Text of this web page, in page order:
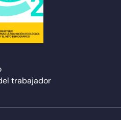
trabajador